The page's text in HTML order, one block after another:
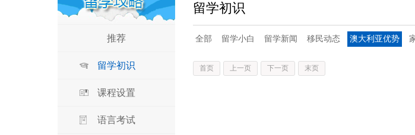
推荐
留学初识
课程设置
语言考试
留学初识
全部 留学小白 留学新闻 移民动态 澳大利亚优势
末页
下一页
上一页
首页